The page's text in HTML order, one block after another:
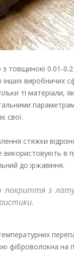
товщиною 0.01-
виробничих
ті
свої.
стяжки
в
до іржавіння.
покриття з
на